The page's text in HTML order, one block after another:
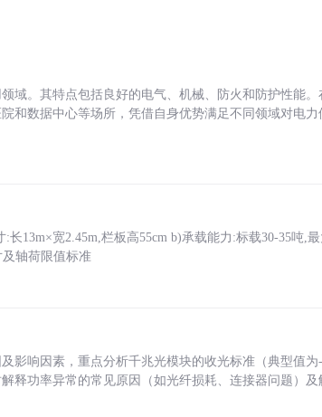
域。其特点包括良好的电气、机械、防火和防护性能。
和数据中心等场所，凭借自身优势满足不同领域对电力
长13m×宽2.45m,栏板高55cm b)承载能力:标载30-35吨,
轴荷限值标准
影响因素，重点分析千兆光模块的收光标准（典型值为
释功率异常的常见原因（如光纤损耗、连接器问题）